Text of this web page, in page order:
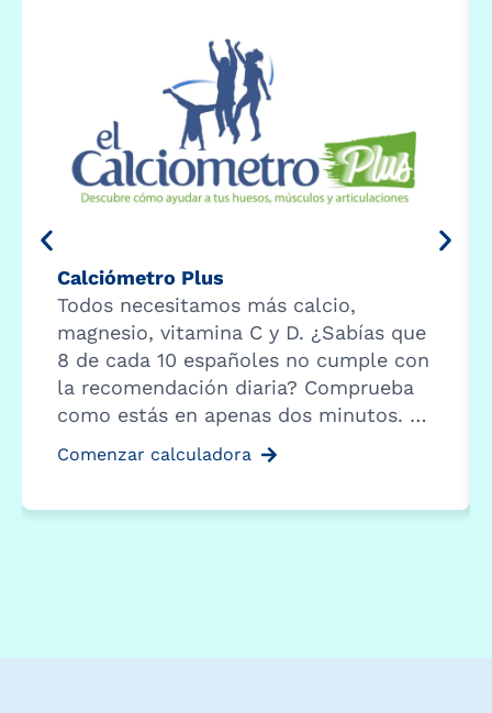
Calciómetro Plus
Todos necesitamos más calcio,
magnesio, vitamina C y D. ¿Sabías que
8 de cada 10 españoles no cumple con
la recomendación diaria? Comprueba
como estás en apenas dos minutos. …
Comenzar calculadora